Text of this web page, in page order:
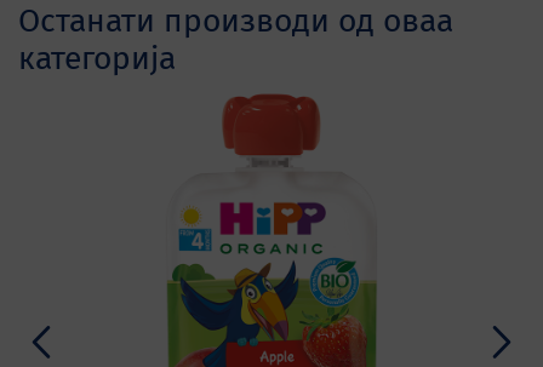
Останати производи од оваа
категорија